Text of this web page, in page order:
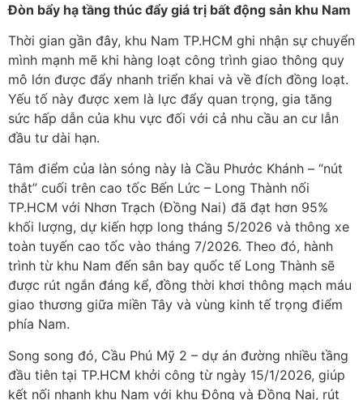
Đòn bẩy hạ tầng thúc đẩy giá trị bất động sản khu Nam
Thời gian gần đây, khu Nam TP.HCM ghi nhận sự chuyển
mình mạnh mẽ khi hàng loạt công trình giao thông quy
mô lớn được đẩy nhanh triển khai và về đích đồng loạt.
Yếu tố này được xem là lực đẩy quan trọng, gia tăng
sức hấp dẫn của khu vực đối với cả nhu cầu an cư lẫn
đầu tư dài hạn.
Tâm điểm của làn sóng này là Cầu Phước Khánh – “nút
thắt” cuối trên cao tốc Bến Lức – Long Thành nối
TP.HCM với Nhơn Trạch (Đồng Nai) đã đạt hơn 95%
khối lượng, dự kiến hợp long tháng 5/2026 và thông xe
toàn tuyến cao tốc vào tháng 7/2026. Theo đó, hành
trình từ khu Nam đến sân bay quốc tế Long Thành sẽ
được rút ngắn đáng kể, đồng thời khơi thông mạch máu
giao thương giữa miền Tây và vùng kinh tế trọng điểm
phía Nam.
Song song đó, Cầu Phú Mỹ 2 – dự án đường nhiều tầng
đầu tiên tại TP.HCM khởi công từ ngày 15/1/2026, giúp
kết nối nhanh khu Nam với khu Đông và Đồng Nai, rút